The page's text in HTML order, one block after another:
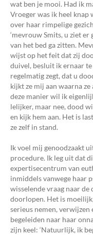
wat ben je mooi. Had ik
Vroeger was ik heel knap
over haar rimpelige
‘mevrouw Smits, u ziet er
van het bed ga zitten.
wijst op het feit dat zij
duivel, besluit ik ernaar
regelmatig zegt, dat u
kijkt ze mij aan waarna
deze manier wil ik
lelijker, maar nee, dood
en kijk hem aan. Het is
ze zelf in stand.
Ik voel mij genoodzaakt
procedure. Ik leg uit dat
expertisecentrum van
inmiddels vanwege haar
wisselende vraag naar
doorlopen. Het is
serieus nemen,
begeleiden naar haar
zijn keel: ‘Natuurlijk, ik